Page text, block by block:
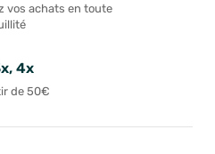
vos achats en toute
4x
de 50€